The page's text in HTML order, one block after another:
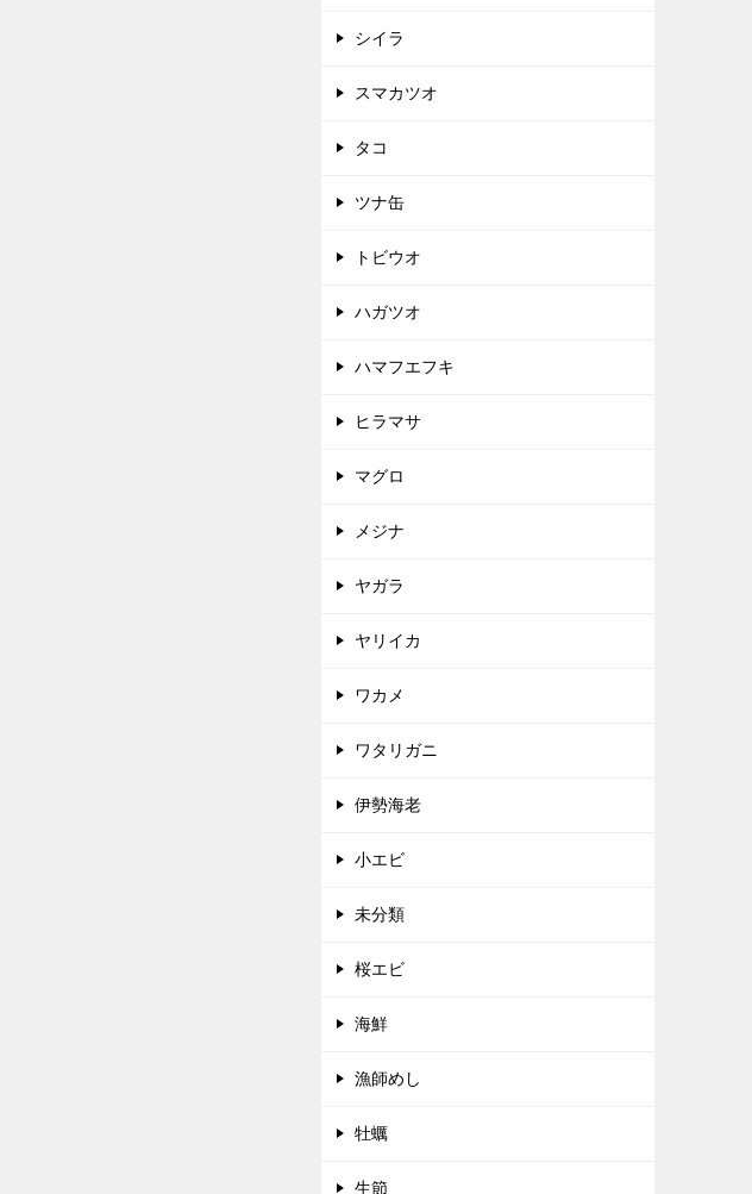
シイラ
スマカツオ
タコ
ツナ缶
トビウオ
ハガツオ
ハマフエフキ
ヒラマサ
マグロ
メジナ
ヤガラ
ヤリイカ
ワカメ
ワタリガニ
伊勢海老
小エビ
未分類
桜エビ
海鮮
漁師めし
牡蠣
生節